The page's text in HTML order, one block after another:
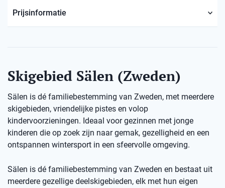
Prijsinformatie
Skigebied Sälen (Zweden)
Sälen is dé familiebestemming van Zweden, met meerdere
skigebieden, vriendelijke pistes en volop
kindervoorzieningen. Ideaal voor gezinnen met jonge
kinderen die op zoek zijn naar gemak, gezelligheid en een
ontspannen wintersport in een sfeervolle omgeving.
Sälen is dé familiebestemming van Zweden en bestaat uit
meerdere gezellige deelskigebieden, elk met hun eigen